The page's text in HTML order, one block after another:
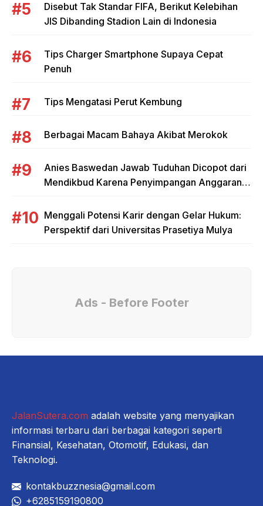
Disebut Tak Standar FIFA, Berikut Kelebihan
JIS Dibanding Stadion Lain di Indonesia
Tips Charger Smartphone Supaya Cepat
Penuh
Tips Mengatasi Perut Kembung
Berbagai Macam Bahaya Akibat Merokok
Anies Baswedan Jawab Tuduhan Dicopot dari
Mendikbud Karena Penyimpangan Anggaran
Menggali Potensi Karir dengan Gelar Hukum:
Perspektif dari Universitas Prasetiya Mulya
Ads - Before Footer
JalanSutera.com adalah website yang menyajikan
informasi terbaru dari berbagai kategori seperti
Finansial, Kesehatan, Otomotif, Edukasi, dan
Teknologi.
kontakbuzznesia@gmail.com
+6285159190800